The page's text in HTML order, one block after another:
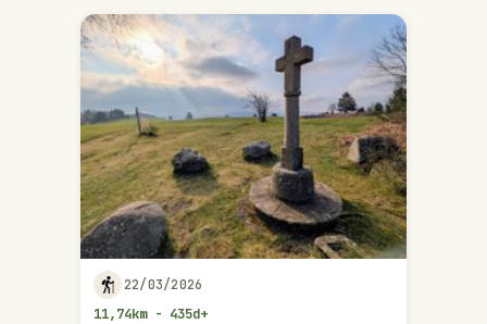
22/03/2026
11,74km - 435d+